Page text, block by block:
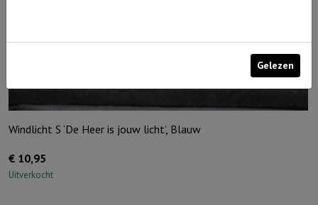
Windlicht S ‘De Heer is jouw licht’, Blauw
€ 10,95
Uitverkocht
Gelezen